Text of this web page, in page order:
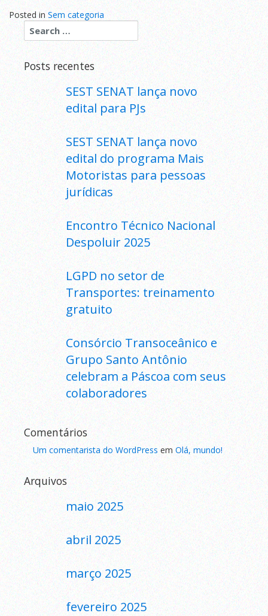
Posted inSem categoria
Posts recentes
SEST SENAT lança novo
edital para PJs
SEST SENAT lança novo
edital do programa Mais
Motoristas para pessoas
jurídicas
Encontro Técnico Nacional
Despoluir 2025
LGPD no setor de
Transportes: treinamento
gratuito
Consórcio Transoceânico e
Grupo Santo Antônio
celebram a Páscoa com seus
colaboradores
Comentários
Um comentarista do WordPress em Olá, mundo!
Arquivos
maio 2025
abril 2025
março 2025
fevereiro 2025